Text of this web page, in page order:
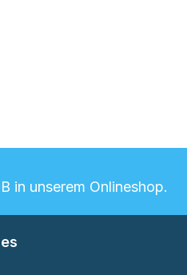
in unserem Onlineshop.